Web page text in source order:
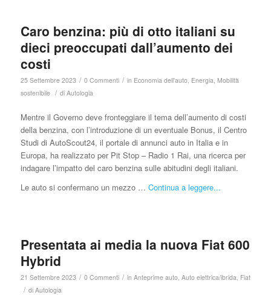
Caro benzina: più di otto italiani su
dieci preoccupati dall’aumento dei
costi
25 Settembre 2023 / 0 Commenti / in Economia dell'auto, Energia Mobilità
sostenibile / di Autologia
Mentre il Governo deve fronteggiare il tema dell’aumento di costi
della benzina, con l’introduzione di un eventuale Bonus, il Centro
Studi di AutoScout24, il portale di annunci auto in Italia e in
Europa, ha realizzato per Pit Stop – Radio 1 Rai, una ricerca per
indagare l’impatto del caro benzina sulle abitudini degli italiani.
Le auto si confermano un mezzo … Continua a leggere...
Presentata ai media la nuova Fiat 600
Hybrid
21 Settembre 2023 / 0 Commenti / in Anteprime auto, Auto elettrica/ibrida Fiat
/ di Autologia